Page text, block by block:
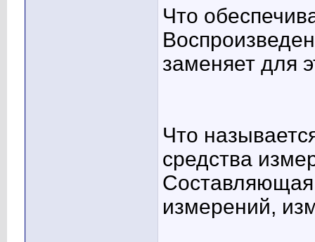
Что
заменяет для
Что
средства
Составляющая
измерений,